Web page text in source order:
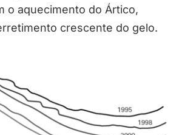
o aquecimento do Ártico,
crescente do gelo.